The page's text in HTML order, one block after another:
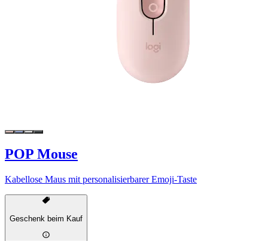
POP Mouse
Kabellose Maus mit personalisierbarer Emoji-Taste
Geschenk beim Kauf